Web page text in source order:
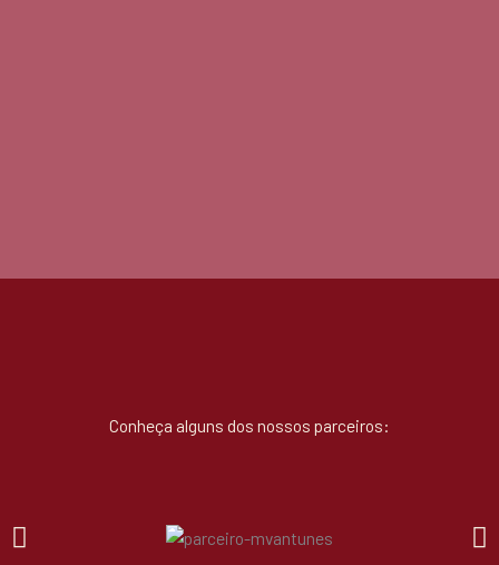
Conheça alguns dos nossos parceiros: